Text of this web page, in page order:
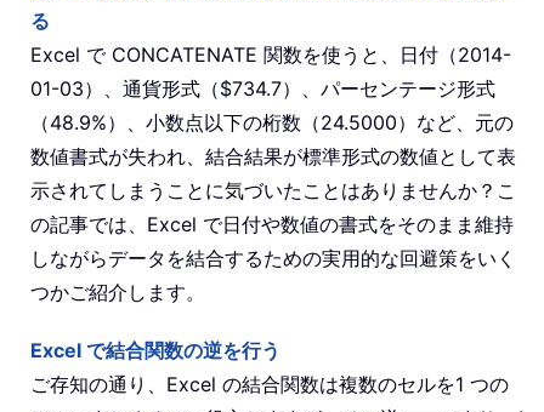
る
Excel で CONCATENATE 関数を使うと、日付（2014-
01-03）、通貨形式（$734.7）、パーセンテージ形式
（48.9%）、小数点以下の桁数（24.5000）など、元の
数値書式が失われ、結合結果が標準形式の数値として表
示されてしまうことに気づいたことはありませんか？こ
の記事では、Excel で日付や数値の書式をそのまま維持
しながらデータを結合するための実用的な回避策をいく
つかご紹介します。
Excel で結合関数の逆を行う
ご存知の通り、Excel の結合関数は複数のセルを1 つの